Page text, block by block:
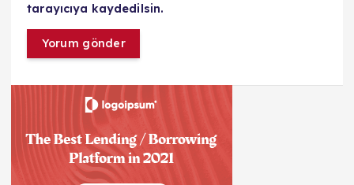
tarayıcıya kaydedilsin.